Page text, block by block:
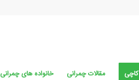
کاچی مقالات چمرانی خانواده های چمرانی